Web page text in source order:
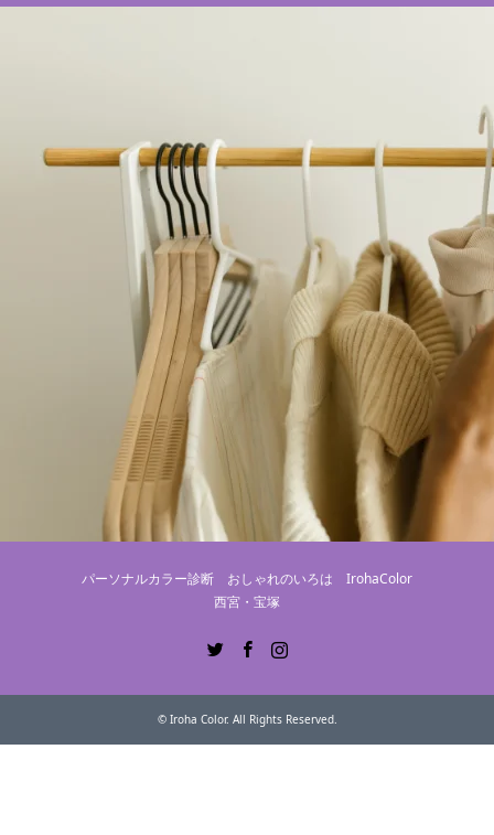
パーソナルカラー診断 おしゃれのいろは IrohaColor
西宮・宝塚
© Iroha Color. All Rights Reserved.